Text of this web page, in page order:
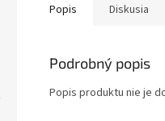
Popis Diskusia
Podrobný popis
Popis produktu nie je